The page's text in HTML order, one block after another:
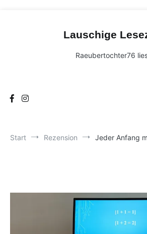
Lauschige
Raeubertochter76
Start Rezension Jeder Anfang